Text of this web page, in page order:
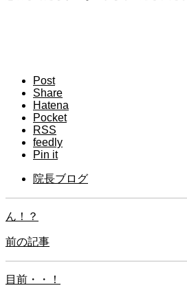
Post
Share
Hatena
Pocket
RSS
feedly
Pin it
院長ブログ
ん！？
前の記事
目前・・！